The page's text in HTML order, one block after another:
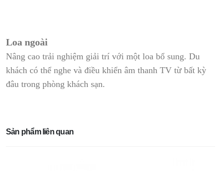
Loa ngoài
Nâng cao trải nghiệm giải trí với một loa bổ sung. Du
khách có thể nghe và điều khiển âm thanh TV từ bất kỳ
đâu trong phòng khách sạn.
Sản phẩm liên quan